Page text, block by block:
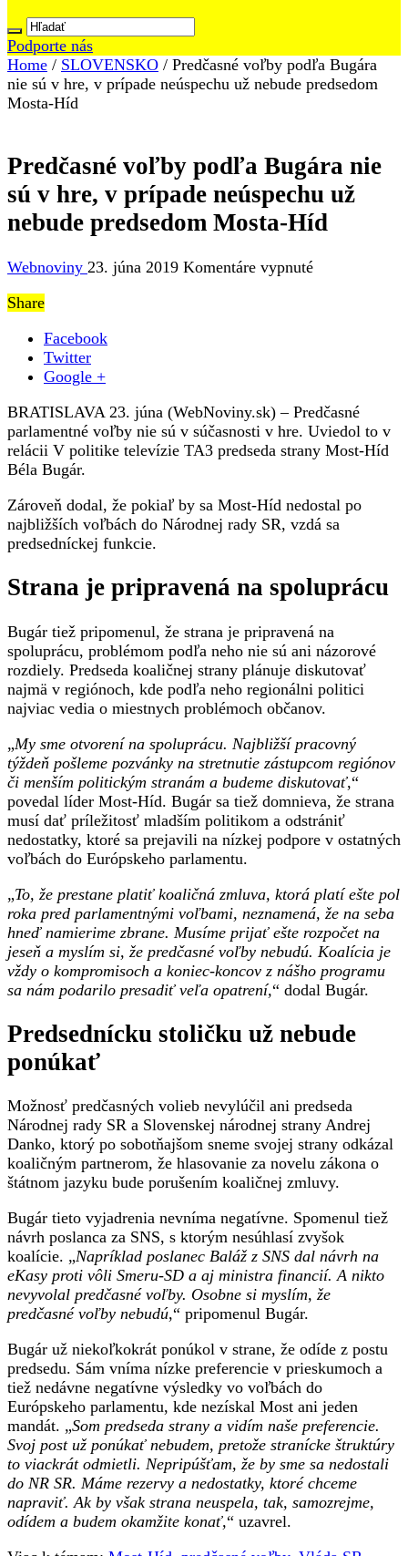
Podporte nás
Home / SLOVENSKO / Predčasné voľby podľa Bugára
nie sú v hre, v prípade neúspechu už nebude predsedom
Mosta-Híd
Predčasné voľby podľa Bugára nie
sú v hre, v prípade neúspechu už
nebude predsedom Mosta-Híd
Webnoviny 23. júna 2019 Komentáre vypnuténa
hre,
v
prípade
nebude
predsedom
Share
Facebook
Twitter
Google +
BRATISLAVA 23. júna (WebNoviny.sk) – Predčasné
parlamentné voľby nie sú v súčasnosti v hre. Uviedol to v
relácii V politike televízie TA3 predseda strany Most-Híd
Béla Bugár.
Zároveň dodal, že pokiaľ by sa Most-Híd nedostal po
najbližších voľbách do Národnej rady SR, vzdá sa
predsedníckej funkcie.
Strana je pripravená na spoluprácu
Bugár tiež pripomenul, že strana je pripravená na
spoluprácu, problémom podľa neho nie sú ani názorové
rozdiely. Predseda koaličnej strany plánuje diskutovať
najmä v regiónoch, kde podľa neho regionálni politici
najviac vedia o miestnych problémoch občanov.
„My sme otvorení na spoluprácu. Najbližší pracovný
týždeň pošleme pozvánky na stretnutie zástupcom regiónov
či menším politickým stranám a budeme diskutovať,“
povedal líder Most-Híd. Bugár sa tiež domnieva, že strana
musí dať príležitosť mladším politikom a odstrániť
nedostatky, ktoré sa prejavili na nízkej podpore v ostatných
voľbách do Európskeho parlamentu.
„To, že prestane platiť koaličná zmluva, ktorá platí ešte pol
roka pred parlamentnými voľbami, neznamená, že na seba
hneď namierime zbrane. Musíme prijať ešte rozpočet na
jeseň a myslím si, že predčasné voľby nebudú. Koalícia je
vždy o kompromisoch a koniec-koncov z nášho programu
sa nám podarilo presadiť veľa opatrení,“ dodal Bugár.
Predsednícku stoličku už nebude
ponúkať
Možnosť predčasných volieb nevylúčil ani predseda
Národnej rady SR a Slovenskej národnej strany Andrej
Danko, ktorý po sobotňajšom sneme svojej strany odkázal
koaličným partnerom, že hlasovanie za novelu zákona o
štátnom jazyku bude porušením koaličnej zmluvy.
Bugár tieto vyjadrenia nevníma negatívne. Spomenul tiež
návrh poslanca za SNS, s ktorým nesúhlasí zvyšok
koalície. „Napríklad poslanec Baláž z SNS dal návrh na
eKasy proti vôli Smeru-SD a aj ministra financií. A nikto
nevyvolal predčasné voľby. Osobne si myslím, že
predčasné voľby nebudú,“ pripomenul Bugár.
Bugár už niekoľkokrát ponúkol v strane, že odíde z postu
predsedu. Sám vníma nízke preferencie v prieskumoch a
tiež nedávne negatívne výsledky vo voľbách do
Európskeho parlamentu, kde nezískal Most ani jeden
mandát. „Som predseda strany a vidím naše preferencie.
Svoj post už ponúkať nebudem, pretože stranícke štruktúry
to viackrát odmietli. Nepripúšťam, že by sme sa nedostali
do NR SR. Máme rezervy a nedostatky, ktoré chceme
napraviť. Ak by však strana neuspela, tak, samozrejme,
odídem a budem okamžite konať,“ uzavrel.